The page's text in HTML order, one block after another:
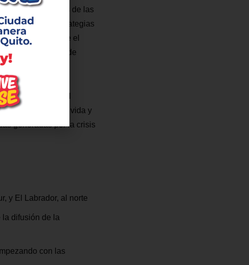
altas expectativas de las
y estrategias
clientes que el
los tiempos de
en la capital
en la calidad de vida y
generadas por la crisis
y El Labrador, al norte
difusión de la
con las